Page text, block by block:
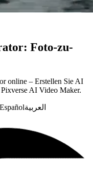
Foto-zu-
online – Erstellen Sie AI
AI Video Maker.
Españolالعربية